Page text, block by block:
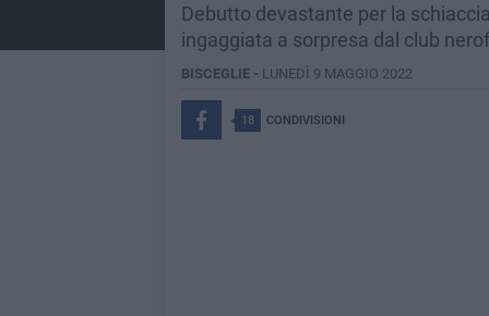
Debutto devastante per la
ingaggiata a sorpresa dal club
BISCEGLIE - LUNEDÌ 9 MAGGIO 2022
18 CONDIVISIONI